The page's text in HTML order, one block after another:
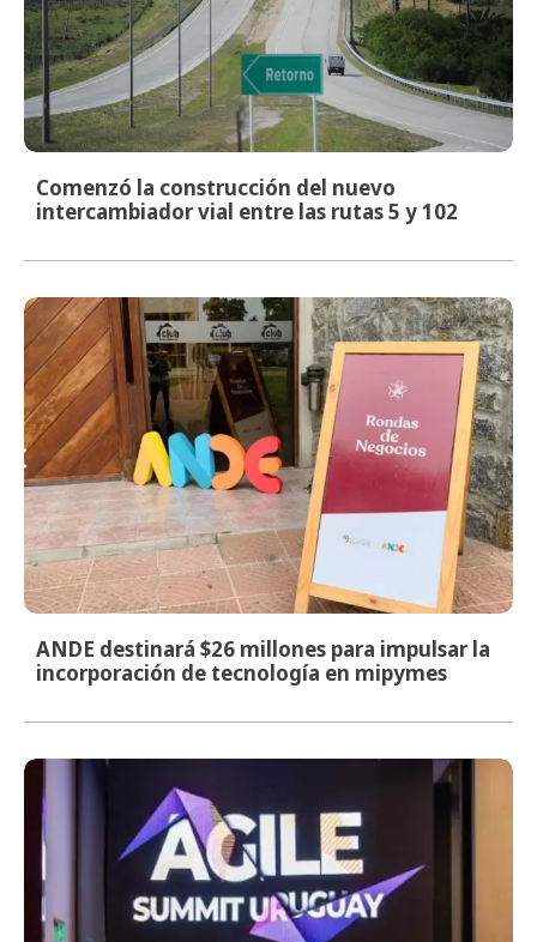
Comenzó la construcción del nuevo
intercambiador vial entre las rutas 5 y 102
ANDE destinará $26 millones para impulsar la
incorporación de tecnología en mipymes